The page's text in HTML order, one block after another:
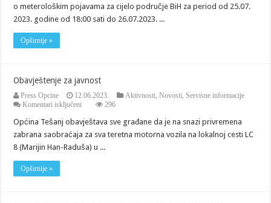
o meterološkim pojavama za cijelo područje BiH za period od 25.07.
2023. godine od 18:00 sati do 26.07.2023. ...
Opširnije »
Obavještenje za javnost
Press Opcine 12.06.2023. Aktivnosti,Novosti, Servisne informacije
Komentari isključeni
za
javnost
296
Općina Tešanj obavještava sve građane da je na snazi privremena
zabrana saobraćaja za sva teretna motorna vozila na lokalnoj cesti LC
8 (Marijin Han-Raduša) u ...
Opširnije »